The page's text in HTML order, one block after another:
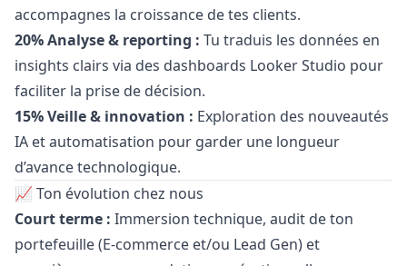
accompagnes la croissance de tes clients.
20% Analyse & reporting : Tu traduis les données en
insights clairs via des dashboards Looker Studio pour
faciliter la prise de décision.
15% Veille & innovation : Exploration des nouveautés
IA et automatisation pour garder une longueur
d’avance technologique.
📈 Ton évolution chez nous
Court terme : Immersion technique, audit de ton
portefeuille (E-commerce et/ou Lead Gen) et